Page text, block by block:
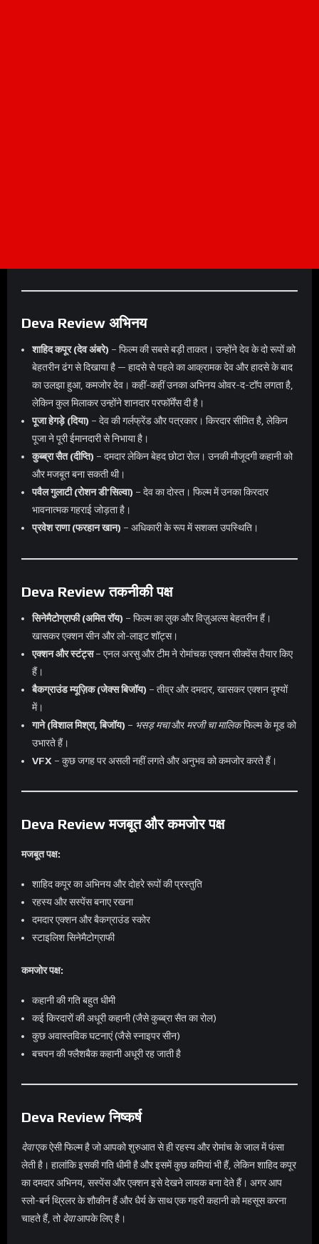
Deva Review अभिनय
शाहिद कपूर (देव अंबरे) – फिल्म की सबसे बड़ी ताकत। उन्होंने देव के दो रूपों को
बेहतरीन ढंग से दिखाया है — हादसे से पहले का आक्रामक देव और हादसे के बाद
का उलझा हुआ, कमजोर देव। कहीं-कहीं उनका अभिनय ओवर-द-टॉप लगता है,
लेकिन कुल मिलाकर उन्होंने शानदार परफॉर्मेंस दी है।
पूजा हेगड़े (दिया) – देव की गर्लफ्रेंड और पत्रकार। किरदार सीमित है, लेकिन
पूजा ने पूरी ईमानदारी से निभाया है।
कुब्ब्रा सैत (दीप्ति) – दमदार लेकिन बेहद छोटा रोल। उनकी मौजूदगी कहानी को
और मजबूत बना सकती थी।
पवैल गुलाटी (रोशन डी’सिल्वा) – देव का दोस्त। फिल्म में उनका किरदार
भावनात्मक गहराई जोड़ता है।
प्रवेश राणा (फरहान खान) – अधिकारी के रूप में सशक्त उपस्थिति।
Deva Review तकनीकी पक्ष
सिनेमैटोग्राफी (अमित रॉय) – फिल्म का लुक और विज़ुअल्स बेहतरीन हैं।
खासकर एक्शन सीन और लो-लाइट शॉट्स।
एक्शन और स्टंट्स– एनल अरसु और टीम ने रोमांचक एक्शन सीक्वेंस तैयार किए
हैं।
बैकग्राउंड म्यूज़िक (जेक्स बिजॉय) – तीव्र और दमदार, खासकर एक्शन दृश्यों
में।
गाने (विशाल मिश्रा, बिजॉय) – भसड़ मचाऔरमरजी चा मालिकफिल्म के मूड को
उभारते हैं।
VFX – कुछ जगह पर असली नहीं लगते और अनुभव को कमजोर करते हैं।
Deva Review मजबूत और कमजोर पक्ष
मजबूत पक्ष:
शाहिद कपूर का अभिनय और दोहरे रूपों की प्रस्तुति
रहस्य और सस्पेंस बनाए रखना
दमदार एक्शन और बैकग्राउंड स्कोर
स्टाइलिश सिनेमैटोग्राफी
कमजोर पक्ष:
कहानी की गति बहुत धीमी
कई किरदारों की अधूरी कहानी (जैसे कुब्ब्रा सैत का रोल)
कुछ अवास्तविक घटनाएं (जैसे स्नाइपर सीन)
बचपन की फ्लैशबैक कहानी अधूरी रह जाती है
Deva Review निष्कर्ष
देवाएक ऐसी फिल्म है जो आपको शुरुआत से ही रहस्य और रोमांच के जाल में फंसा
लेती है। हालांकि इसकी गति धीमी है और इसमें कुछ कमियां भी हैं, लेकिन शाहिद कपूर
का दमदार अभिनय, सस्पेंस और एक्शन इसे देखने लायक बना देते हैं। अगर आप
स्लो-बर्न थ्रिलर के शौकीन हैं और धैर्य के साथ एक गहरी कहानी को महसूस करना
चाहते हैं, तोदेवाआपके लिए है।